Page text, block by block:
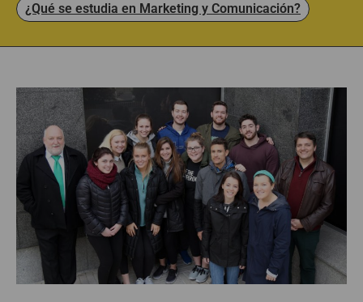
¿Qué se estudia en Marketing y Comunicación?